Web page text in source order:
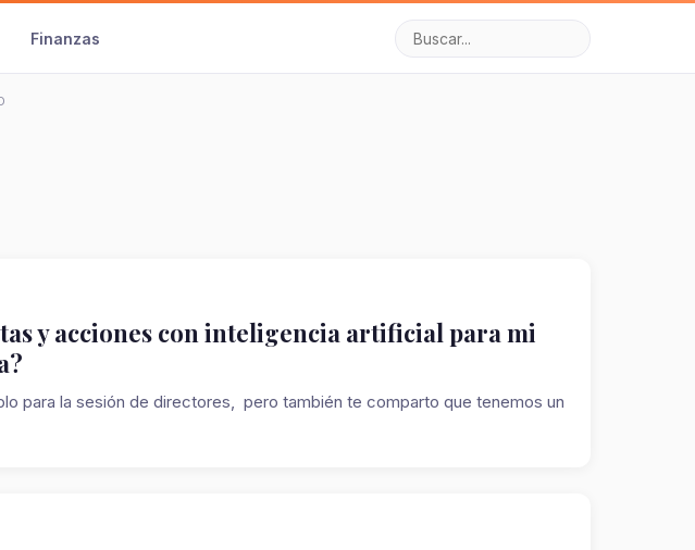
Finanzas
y acciones con inteligencia artificial para mi
para la sesión de directores, pero también te comparto que tenemos un